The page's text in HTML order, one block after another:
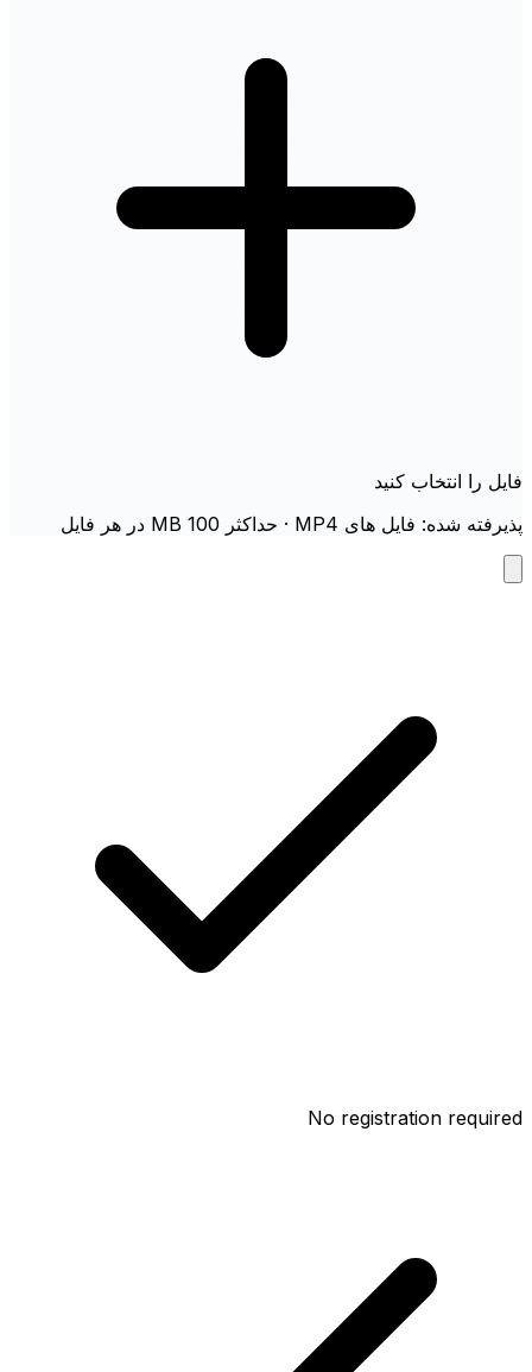
فایل را انتخاب کنید
پذیرفته شده: فایل های MP4 · حداکثر 100 MB در هر فایل
No registration required